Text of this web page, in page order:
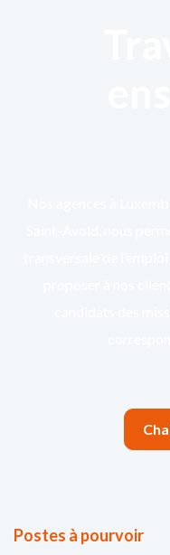
Postes à pourvoir